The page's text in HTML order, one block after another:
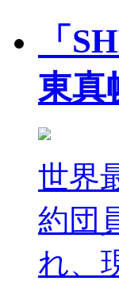
「
東真
世界
約団
れ、